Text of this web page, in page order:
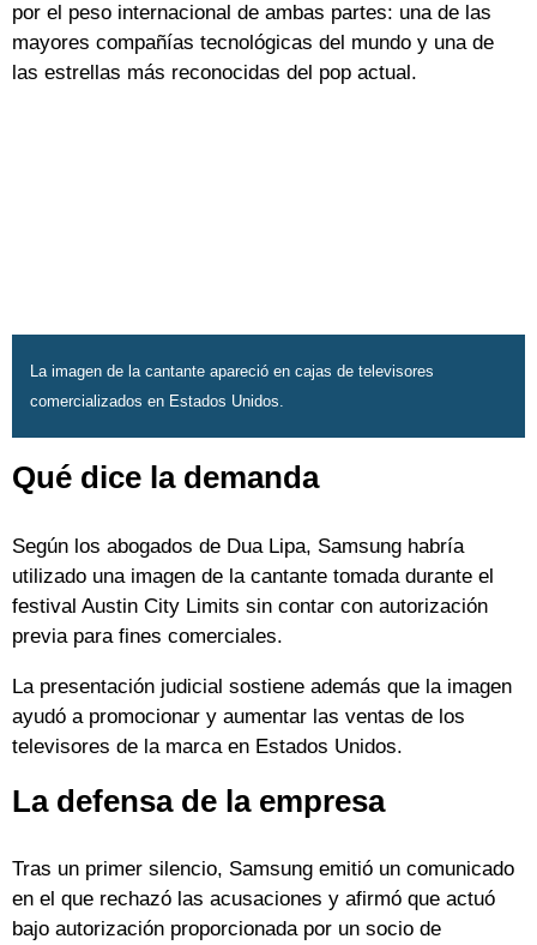
por el peso internacional de ambas partes: una de las
mayores compañías tecnológicas del mundo y una de
las estrellas más reconocidas del pop actual.
La imagen de la cantante apareció en cajas de televisores
comercializados en Estados Unidos.
Qué dice la demanda
Según los abogados de Dua Lipa, Samsung habría
utilizado una imagen de la cantante tomada durante el
festival Austin City Limits sin contar con autorización
previa para fines comerciales.
La presentación judicial sostiene además que la imagen
ayudó a promocionar y aumentar las ventas de los
televisores de la marca en Estados Unidos.
La defensa de la empresa
Tras un primer silencio, Samsung emitió un comunicado
en el que rechazó las acusaciones y afirmó que actuó
bajo autorización proporcionada por un socio de